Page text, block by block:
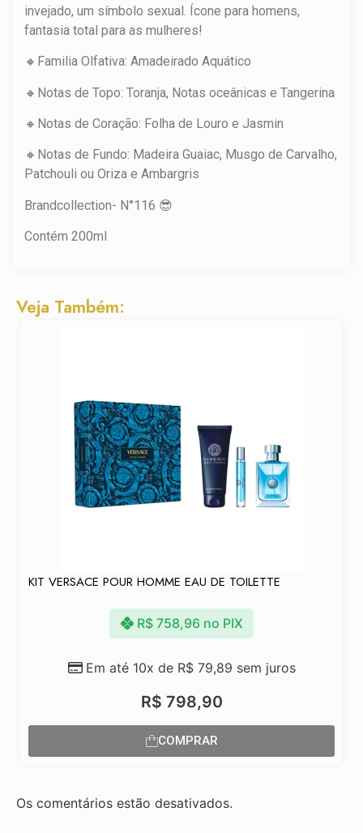
invejado, um símbolo sexual. Ícone para homens,
fantasia total para as mulheres!
🔸Familia Olfativa: Amadeirado Aquático
🔸Notas de Topo: Toranja, Notas oceânicas e Tangerina
🔸Notas de Coração: Folha de Louro e Jasmin
🔸Notas de Fundo: Madeira Guaiac, Musgo de Carvalho,
Patchouli ou Oriza e Ambargris
Brandcollection- N°116 😎
Contém 200ml
Veja Também:
KIT VERSACE POUR HOMME EAU DE TOILETTE
R$ 798,90
Em até 10x de R$79,89 sem juros
R$758,96 no PIX
COMPRAR
Os comentários estão desativados.